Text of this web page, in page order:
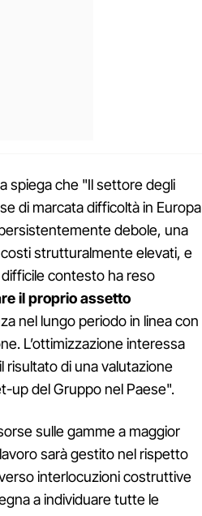
spiega che "Il settore degli
di marcata difficoltà in Europa
debole, una
strutturalmente elevati, e
contesto ha reso
il proprio assetto
nel lungo periodo in linea con
L’ottimizzazione interessa
risultato di una valutazione
up del Gruppo nel Paese".
sulle gamme a maggior
sarà gestito nel rispetto
interlocuzioni costruttive
a individuare tutte le